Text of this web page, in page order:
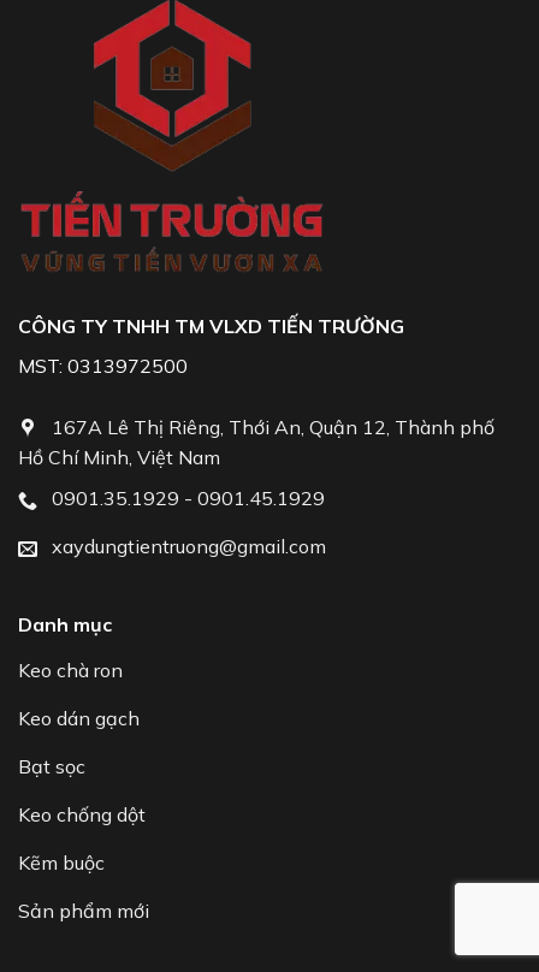
CÔNG TY TNHH TM VLXD TIẾN TRƯỜNG
MST: 0313972500
167A Lê Thị Riêng, Thới An, Quận 12, Thành phố
Hồ Chí Minh, Việt Nam
0901.35.1929 - 0901.45.1929
xaydungtientruong@gmail.com
Danh mục
Keo chà ron
Keo dán gạch
Bạt sọc
Keo chống dột
Kẽm buộc
Sản phẩm mới